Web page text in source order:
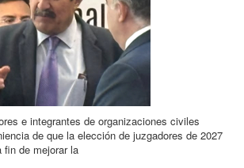
e integrantes de organizaciones civiles
de que la elección de juzgadores de 2027
fin de mejorar la